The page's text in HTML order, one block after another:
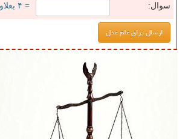
سوال: = ۴ بعلاوه ۳